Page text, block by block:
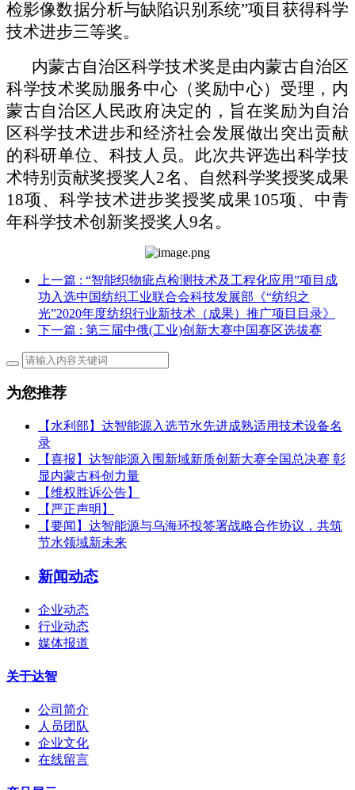
检影像数据分析与缺陷识别系统”项目获得科学
技术进步三等奖。
内蒙古自治区科学技术奖是由内蒙古自治区
科学技术奖励服务中心（奖励中心）受理，内
蒙古自治区人民政府决定的，旨在奖励为自治
区科学技术进步和经济社会发展做出突出贡献
的科研单位、科技人员。此次共评选出科学技
术特别贡献奖授奖人2名、自然科学奖授奖成果
18项、科学技术进步奖授奖成果105项、中青
年科学技术创新奖授奖人9名。
上一篇 : “智能织物疵点检测技术及工程化应用”项目成
功入选中国纺织工业联合会科技发展部《“纺织之
光”2020年度纺织行业新技术（成果）推广项目目录》
下一篇 : 第三届中俄(工业)创新大赛中国赛区选拔赛
为您推荐
【水利部】达智能源入选节水先进成熟适用技术设备名
录
【喜报】达智能源入围新域新质创新大赛全国总决赛 彰
显内蒙古科创力量
【维权胜诉公告】
【严正声明】
【要闻】‌达智能源与乌海环投签署战略合作协议，共筑
节水领域新未来
新闻动态
企业动态
行业动态
媒体报道
关于达智
公司简介
人员团队
企业文化
在线留言